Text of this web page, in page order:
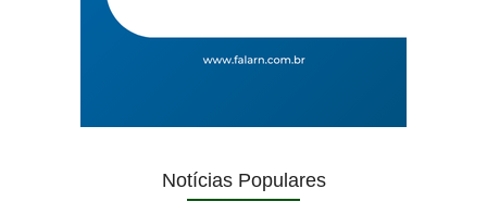
Notícias Populares